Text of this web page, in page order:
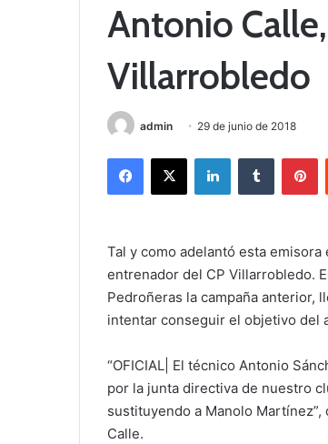
Antonio
Villarrobledo
admin 29 de junio de 2018
Tal y como adelantó esta
entrenador del CP Villarrobledo.
Pedroñeras la campaña anterior,
intentar conseguir el objetivo del
“OFICIAL| El técnico Antonio
por la junta directiva de nuestro
sustituyendo a Manolo
Calle.